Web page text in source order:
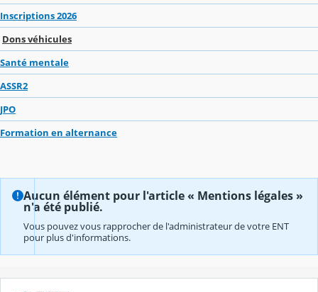
Inscriptions 2026
Dons véhicules
Santé mentale
ASSR2
JPO
Formation en alternance
Aucun élément pour l'article « Mentions légales »
n'a été publié.
Vous pouvez vous rapprocher de l'administrateur de votre ENT
pour plus d'informations.